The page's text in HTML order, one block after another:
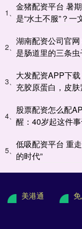
1、
金猪配资平台 暑
是“水土不服”？一
2、
湖南配资公司官网
是肠道里的三条虫
3、
大发配资APP下
充胶原蛋白，皮
4、
股票配资怎么配
醒：40岁起这件
5、
低吸配资平台 重
的时代”
美港通